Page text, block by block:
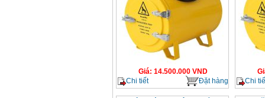
Giá: 14.500.000 VND
Chi tiết
Đặt hàng
Chi